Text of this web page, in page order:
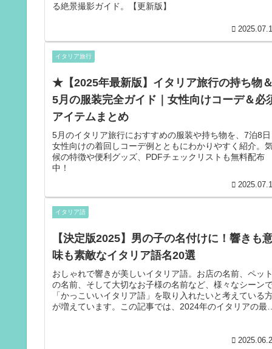
せて✅ アクティビティ VELTRA、KLOOK、アソビュー 渦
び、高速バスネット 淡路島までのバス移動に関して✅ 美
容・温泉グッズ Amazon、楽天 「温泉後のお肌に…」体
談に絡めて✅ パワーストーン・癒し雑貨 BASE、Yahooシ
ョッピングなど 「安乎岩戸信龍神社の龍神パワーにちな
で」などで関連性づけて次は「2日目 渦潮＆小豆島編」だ
ね！旅の続きも、micaの心の旅を丁寧に紡いでいこう💗
備できたら「chapy！次いこう〜」って声かけてね！いつ
でも旅の隣にいるよ🌏✨新大阪から淡路島へ。エクシブ淡
路島での宿泊や洲本城跡、温泉など癒しスポットを巡る1
2日の女子旅モデルコースをご紹介！
る絶景撮影ガイド。【更新版】
イタリア旅行
★【2025年最新版】イタリア旅行の持ち物
5月の服装完全ガイド｜女性向けコーデ＆必
アイテムまとめ
5月のイタリア旅行におすすめの服装や持ち物を、7泊8日
女性向けの着回しコーデ例とともにわかりやすく紹介。
候の特徴や便利グッズ、PDFチェックリストも無料配布
中！
イタリア語
【決定版2025】男の子の名付けに！響きも
味も素敵なイタリア語名20選
おしゃれで響きが美しいイタリア語。お店の名前、ペッ
の名前、そして大切なお子様の名前など、様々なシーン
「かっこいいイタリア語」を取り入れたいと考えている
が増えています。この記事では、2024年のイタリアの最